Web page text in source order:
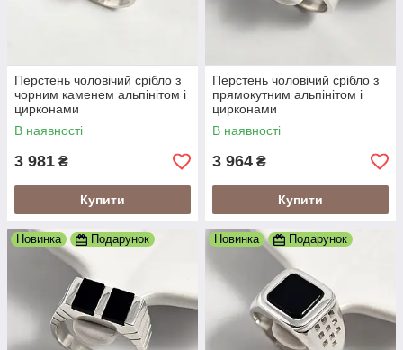
Перстень чоловічий срібло з
чорним каменем альпінітом і
цирконами
В наявності
3 981 ₴
Купити
Перстень чоловічий срібло з
прямокутним альпінітом і
цирконами
В наявності
3 964 ₴
Купити
Новинка Подарунок Новинка Подарунок